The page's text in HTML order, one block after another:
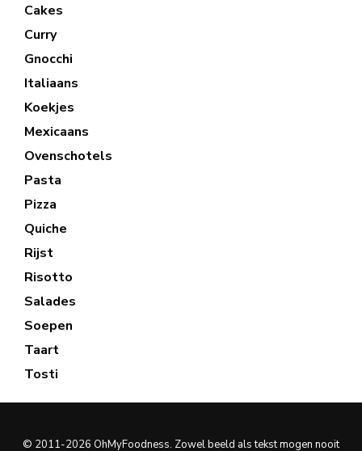
Cakes
Curry
Gnocchi
Italiaans
Koekjes
Mexicaans
Ovenschotels
Pasta
Pizza
Quiche
Rijst
Risotto
Salades
Soepen
Taart
Tosti
© 2011-2026 OhMyFoodness. Zowel beeld als tekst mogen nooit